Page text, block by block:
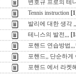
변호규 프로의 테
Tennis instruction
발리에 대한 생각
테니스의 발전,,,
포핸드 연습방법
포핸드,, 단순하게
포핸드 에서 라켓